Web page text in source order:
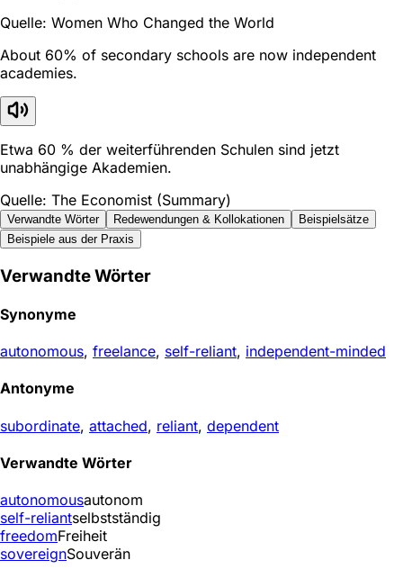
Quelle: Women Who Changed the World
About 60% of secondary schools are now independent
academies.
Etwa 60 % der weiterführenden Schulen sind jetzt
unabhängige Akademien.
Quelle: The Economist (Summary)
Verwandte Wörter Redewendungen & Kollokationen
Beispielsätze
Beispiele aus der Praxis
Verwandte Wörter
Synonyme
autonomous, freelance, self-reliant, independent-minded
Antonyme
subordinate, attached, reliant, dependent
Verwandte Wörter
autonomousautonom
self-reliantselbstständig
freedomFreiheit
sovereignSouverän